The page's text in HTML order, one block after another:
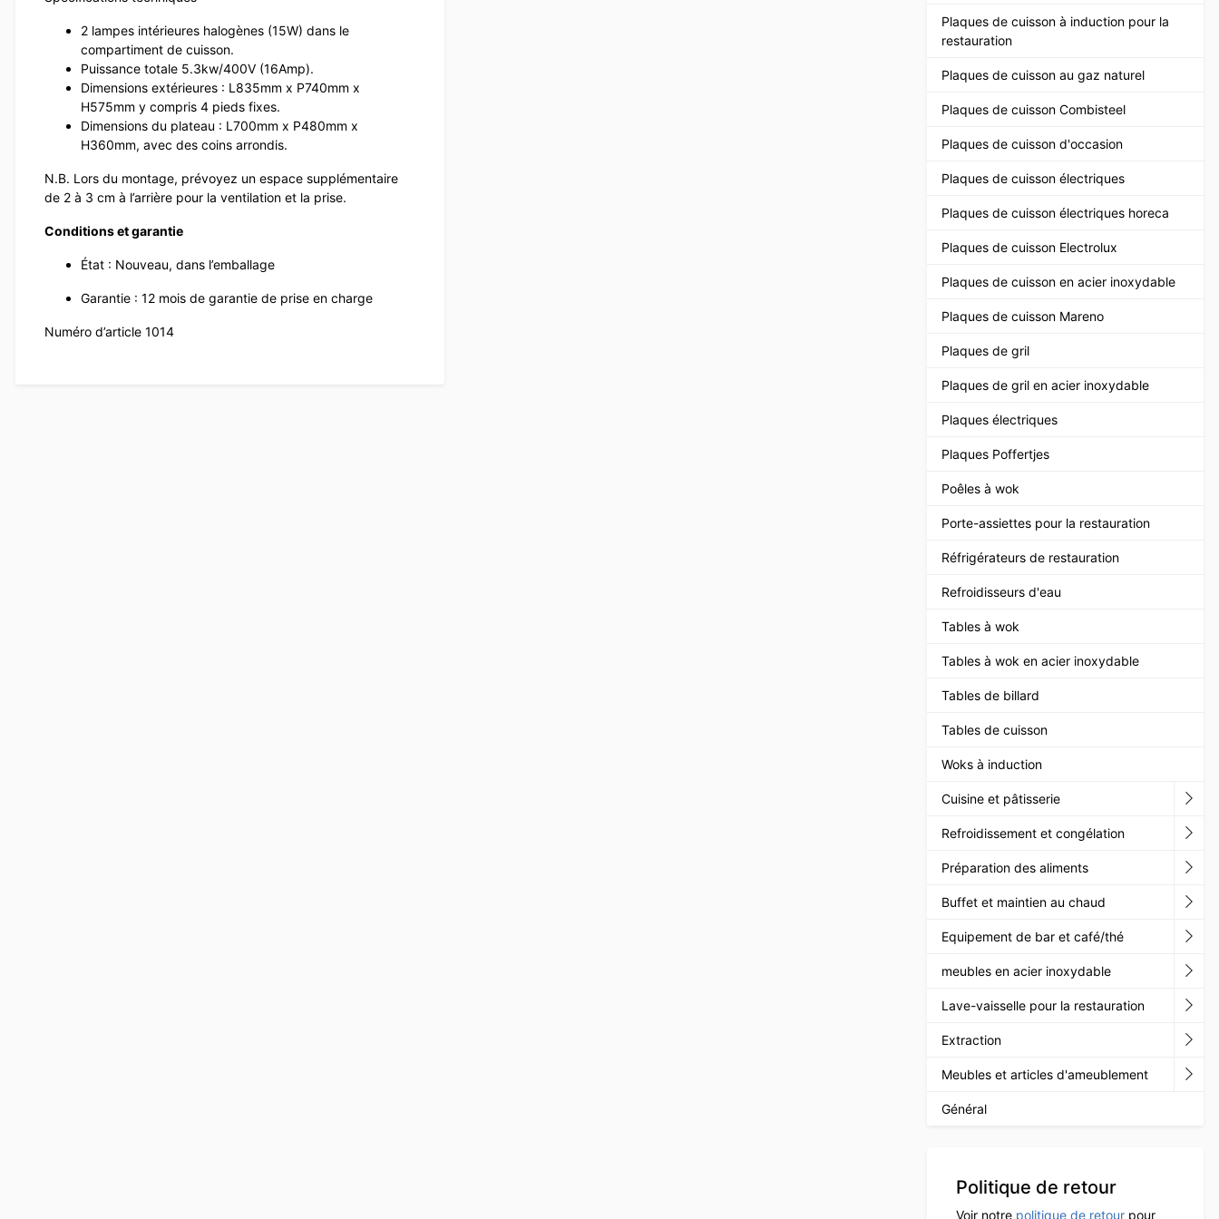
2 lampes intérieures halogènes (15W) dans le
compartiment de cuisson.
Puissance totale 5.3kw/400V (16Amp).
Dimensions extérieures : L835mm x P740mm x
H575mm y compris 4 pieds fixes.
Dimensions du plateau : L700mm x P480mm x
H360mm, avec des coins arrondis.
N.B. Lors du montage, prévoyez un espace supplémentaire
de 2 à 3 cm à l’arrière pour la ventilation et la prise.
Conditions et garantie
État : Nouveau, dans l’emballage
Garantie : 12 mois de garantie de prise en charge
Numéro d’article 1014
Plaques de cuisson à induction pour la
restauration
Plaques de cuisson au gaz naturel
Plaques de cuisson Combisteel
Plaques de cuisson d'occasion
Plaques de cuisson électriques
Plaques de cuisson électriques horeca
Plaques de cuisson Electrolux
Plaques de cuisson en acier inoxydable
Plaques de cuisson Mareno
Plaques de gril
Plaques de gril en acier inoxydable
Plaques électriques
Plaques Poffertjes
Poêles à wok
Porte-assiettes pour la restauration
Réfrigérateurs de restauration
Refroidisseurs d'eau
Tables à wok
Tables à wok en acier inoxydable
Tables de billard
Tables de cuisson
Woks à induction
Cuisine et pâtisserie
Refroidissement et congélation
Préparation des aliments
Buffet et maintien au chaud
Equipement de bar et café/thé
meubles en acier inoxydable
Lave-vaisselle pour la restauration
Extraction
Meubles et articles d'ameublement
Général
Politique de retour
Voir notre politique de retour pour